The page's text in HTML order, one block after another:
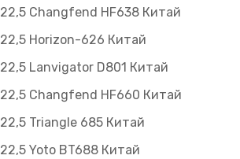
Changfend HF638 Китай
Horizon-626 Китай
Lanvigator D801 Китай
Changfend HF660 Китай
Triangle 685 Китай
Yoto BT688 Китай